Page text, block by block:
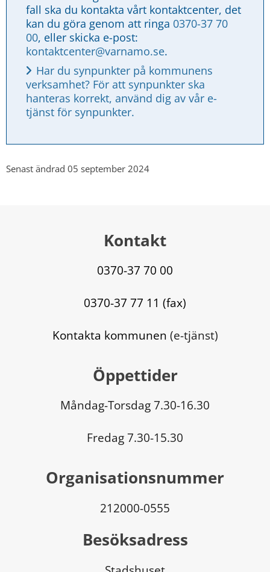
fall ska du kontakta vårt kontaktcenter, det
kan du göra genom att ringa 0370-37 70
00
kontaktcenter@varnamo.se.
Har du synpunkter på kommunens
verksamhet? För att synpunkter ska
hanteras korrekt, använd dig av vår e-
tjänst för synpunkter.
Senast ändrad 05 september 2024
Kontakt
0370-37 70 00
0370-37 77 11 (fax)
Kontakta kommunen (e-tjänst)
Öppettider
Måndag-Torsdag 7.30-16.30
Fredag 7.30-15.30
Organisationsnummer
212000-0555
Besöksadress